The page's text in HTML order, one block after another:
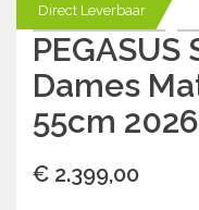
PEGASUS
Dames
55cm 2026
€ 2.399,00
Direct Leverbaar